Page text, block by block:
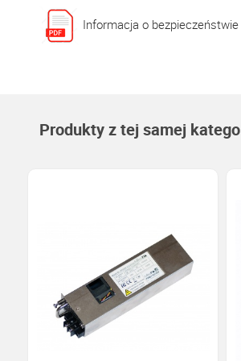
Informacja o bezpieczeństwie
Produkty z tej samej